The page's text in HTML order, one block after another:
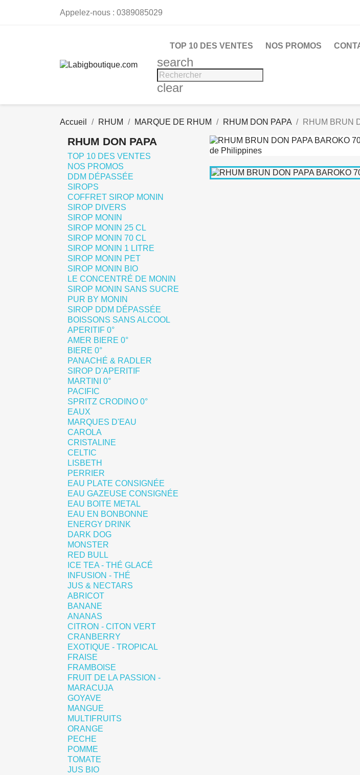
Appelez-nous : 0389085029
TOP 10 DES VENTES NOS PROMOS
search
clear
Accueil RHUM MARQUE DE RHUM RHUM DON PAPA RHUM BRUN
RHUM DON PAPA
TOP 10 DES VENTES
NOS PROMOS
DDM DÉPASSÉE
SIROPS
COFFRET SIROP MONIN
SIROP DIVERS
SIROP MONIN
SIROP MONIN 25 CL
SIROP MONIN 70 CL
SIROP MONIN 1 LITRE
SIROP MONIN PET
SIROP MONIN BIO
LE CONCENTRÉ DE MONIN
SIROP MONIN SANS SUCRE
PUR BY MONIN
SIROP DDM DÉPASSÉE
BOISSONS SANS ALCOOL
APERITIF 0°
AMER BIERE 0°
BIERE 0°
PANACHÉ & RADLER
SIROP D'APERITIF
MARTINI 0°
PACIFIC
SPRITZ CRODINO 0°
EAUX
MARQUES D'EAU
CAROLA
CRISTALINE
CELTIC
LISBETH
PERRIER
EAU PLATE CONSIGNÉE
EAU GAZEUSE CONSIGNÉE
EAU BOITE METAL
EAU EN BONBONNE
ENERGY DRINK
DARK DOG
MONSTER
RED BULL
ICE TEA - THÉ GLACÉ
INFUSION - THÉ
JUS & NECTARS
ABRICOT
BANANE
ANANAS
CITRON - CITON VERT
CRANBERRY
EXOTIQUE - TROPICAL
FRAISE
FRAMBOISE
FRUIT DE LA PASSION -
MARACUJA
GOYAVE
MANGUE
MULTIFRUITS
ORANGE
PECHE
POMME
TOMATE
JUS BIO